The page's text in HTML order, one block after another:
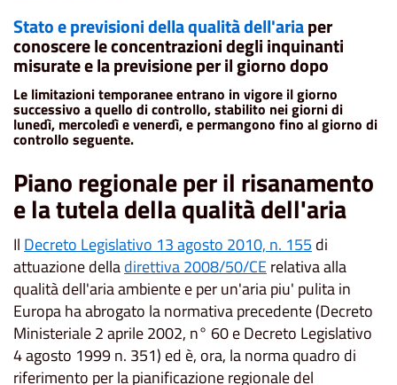
Stato e previsioni della qualità dell'ariaper
conoscere le concentrazioni degli inquinanti
misurate e la previsione per il giorno dopo
Le limitazioni temporanee entrano in vigore il giorno
successivo a quello di controllo, stabilito nei giorni di
lunedì, mercoledì e venerdì, e permangono fino al giorno di
controllo seguente.
Piano regionale per il risanamento
e la tutela della qualità dell'aria
IlDecreto Legislativo 13 agosto 2010, n. 155di
attuazione delladirettiva 2008/50/CErelativa alla
qualità dell'aria ambiente e per un'aria piu' pulita in
Europa ha abrogato la normativa precedente (Decreto
Ministeriale 2 aprile 2002, n° 60 e Decreto Legislativo
4 agosto 1999 n. 351) ed è, ora, la norma quadro di
riferimento per la pianificazione regionale del